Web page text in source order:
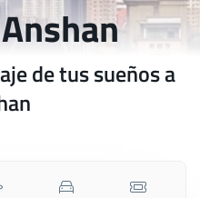
de tus sueños a